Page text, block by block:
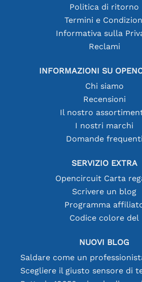
Politica di ritorno
Termini e
Informativa sulla
Reclami
INFORMAZIONI SU
Chi siamo
Recensioni
Il nostro
I nostri marchi
Domande frequenti
SERVIZIO EXTRA
Opencircuit Carta
Scrivere un blog
Programma
Codice colore del
NUOVI BLOG